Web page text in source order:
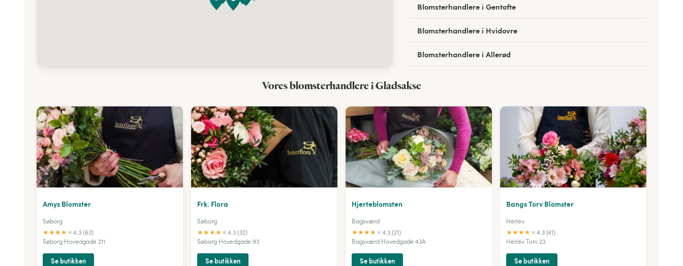
Blomsterhandlere i Gentofte
Blomsterhandlere i Hvidovre
Blomsterhandlere i Allerød
Vores blomsterhandlere i Gladsakse
Amys Blomster
Søborg
★★★★★4.3 (63)
Søborg Hovedgade 211
Se butikken
Frk. Flora
Søborg
★★★★★4.3 (32)
Søborg Hovedgade 93
Se butikken
Hjerteblomsten
Bagsværd
★★★★★4.3 (21)
Bagsværd Hovedgade 43A
Se butikken
Bangs Torv Blomster
Herlev
★★★★★4.3 (41)
Herlev Torv 23
Se butikken